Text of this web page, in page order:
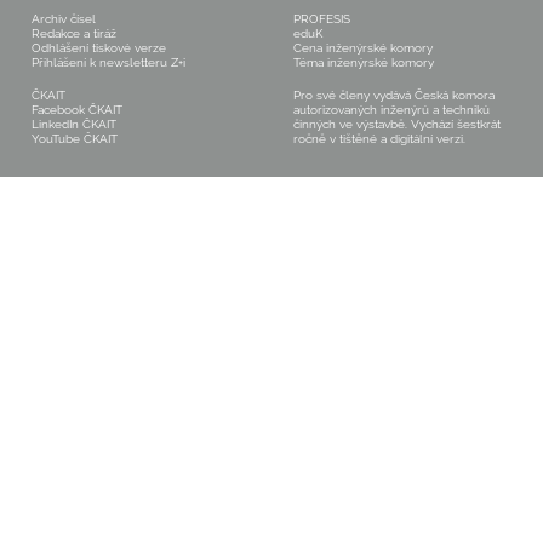
dopravy se má v nadcházejícím období
stát klíčovým z hlediska udržitelnosti
rozvoje dopravy. Předpokládá se
transformace celého
Archiv čísel
Redakce a tiráž
Odhlášení tiskové verze
Přihlášení k newsletteru Z+i
PROFESIS
eduK
Cena inženýrské komory
Téma inženýrské komory
ČKAIT
Facebook ČKAIT
LinkedIn ČKAIT
YouTube ČKAIT
Pro své členy vydává Česká komora
autorizovaných inženýrů a techniků
činných ve výstavbě. Vychází šestkrát
ročně v tištěné a digitální verzi.